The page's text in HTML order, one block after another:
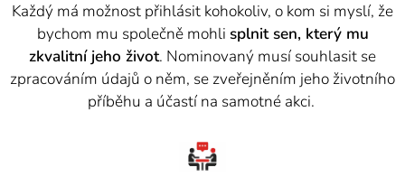
Každý má možnost přihlásit kohokoliv, o kom si myslí, že
bychom mu společně mohli splnit sen, který mu
zkvalitní jeho život. Nominovaný musí souhlasit se
zpracováním údajů o něm, se zveřejněním jeho životního
příběhu a účastí na samotné akci.